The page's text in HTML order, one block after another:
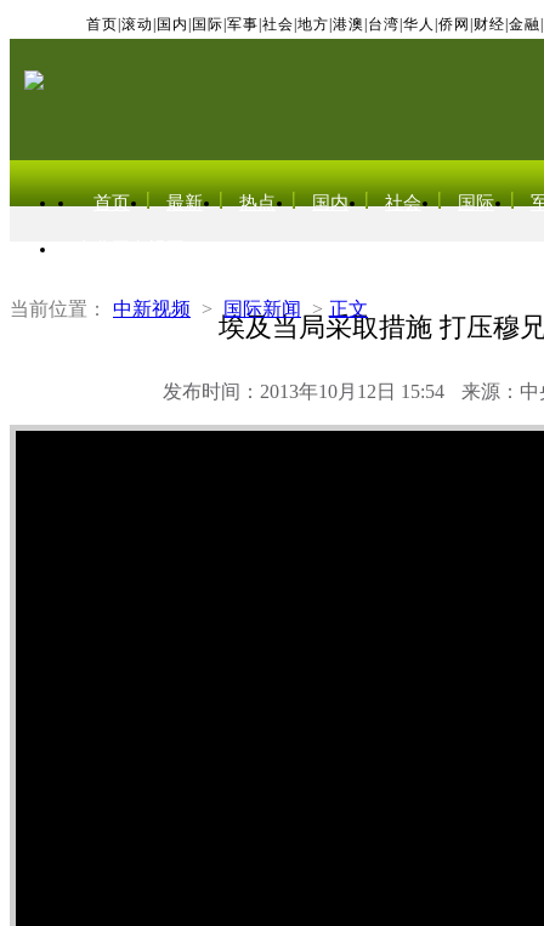
首页 滚动 国内 国际 军事 社会 地方 港澳 台湾 华人 侨网 财经 金融
首页 最新 热点 国内 社会 国际
当前位置： 中新视频 > 国际新闻 > 正文
埃及当局采取措施 打压穆
发布时间：2013年10月12日 15:54 来源：中